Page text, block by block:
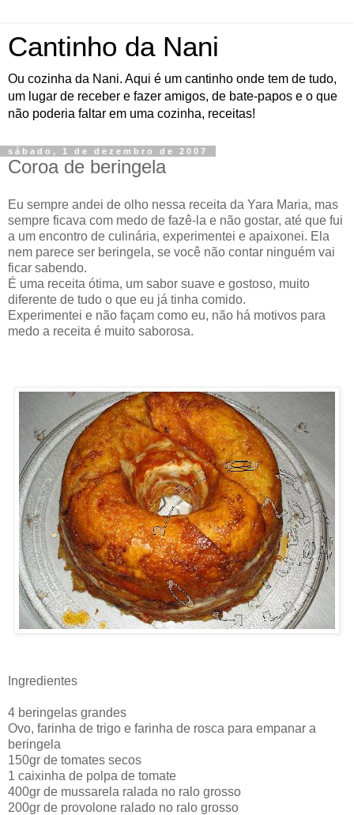
Cantinho da Nani
Ou cozinha da Nani. Aqui é um cantinho onde tem de tudo,
um lugar de receber e fazer amigos, de bate-papos e o que
não poderia faltar em uma cozinha, receitas!
sábado, 1 de dezembro de 2007
Coroa de beringela
Eu sempre andei de olho nessa receita da Yara Maria, mas
sempre ficava com medo de fazê-la e não gostar, até que fui
a um encontro de culinária, experimentei e apaixonei. Ela
nem parece ser beringela, se você não contar ninguém vai
ficar sabendo.
É uma receita ótima, um sabor suave e gostoso, muito
diferente de tudo o que eu já tinha comido.
Experimentei e não façam como eu, não há motivos para
medo a receita é muito saborosa.
Ingredientes
4 beringelas grandes
Ovo, farinha de trigo e farinha de rosca para empanar a
beringela
150gr de tomates secos
1 caixinha de polpa de tomate
400gr de mussarela ralada no ralo grosso
200gr de provolone ralado no ralo grosso